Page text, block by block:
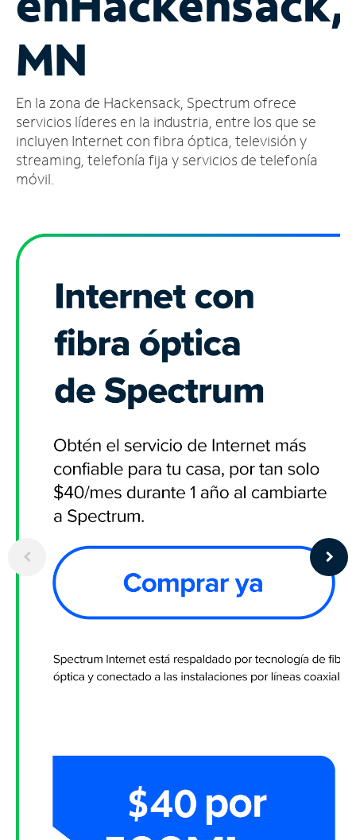
cuenta
Encuentra
tienda
MN
En la zona de Hackensack, Spectrum ofrece
servicios líderes en la industria, entre los que se
incluyen Internet con fibra óptica, televisión y
streaming, telefonía fija y servicios de telefonía
móvil.